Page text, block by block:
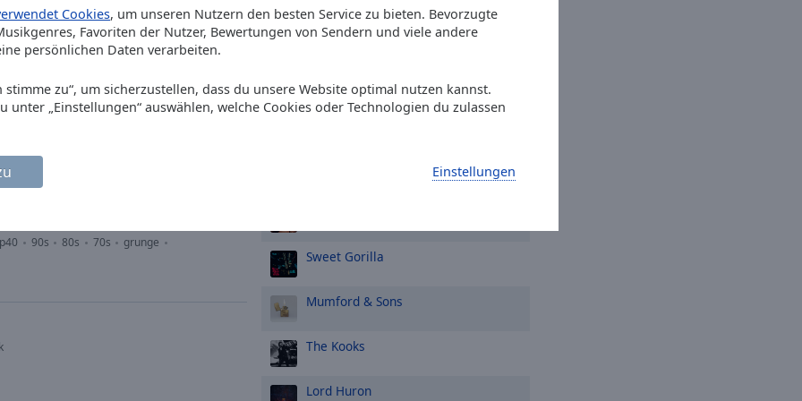
Cookies, um unseren Nutzern den besten Service zu bieten. Bevorzugte
Favoriten der Nutzer, Bewertungen von Sendern und viele andere
persönlichen Daten verarbeiten.
stimme zu“, um sicherzustellen, dass du unsere Website optimal nutzen kannst.
unter „Einstellungen“ auswählen, welche Cookies oder Technologien du zulassen
Einstellungen
heavy metal hard rock
metal
90s 80s 70s
grunge
SimianWe Are Your Friends
The KooksAlways Where I Need to
Be
Sweet Gorilla
Mumford & Sons
The Kooks
Lord Huron